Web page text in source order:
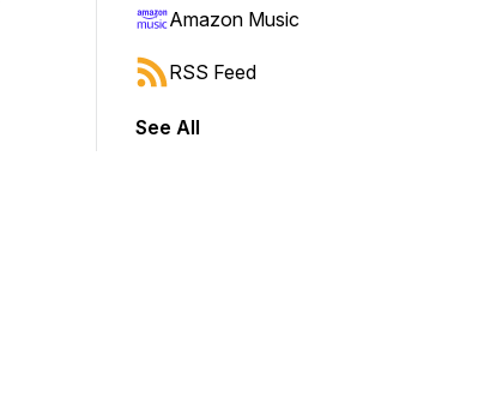
Amazon Music
RSS Feed
See All